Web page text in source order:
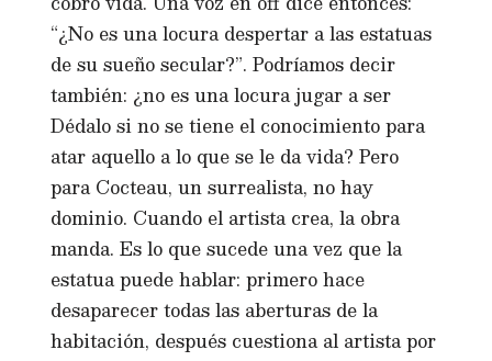
“¿No es una locura despertar a las estatuas
de su sueño secular?”. Podríamos decir
también: ¿no es una locura jugar a ser
Dédalo si no se tiene el conocimiento para
atar aquello a lo que se le da vida? Pero
para Cocteau, un surrealista, no hay
dominio. Cuando el artista crea, la obra
manda. Es lo que sucede una vez que la
estatua puede hablar: primero hace
desaparecer todas las aberturas de la
habitación, después cuestiona al artista por